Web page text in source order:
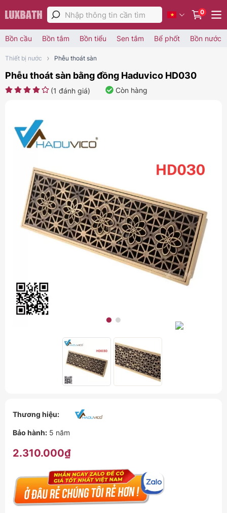
0
Bồn cầu Bồn tắm Bồn tiểu Sen tắm Bể phốt Bồn nước
Thiết bị nước Phễu thoát sàn
Phễu thoát sàn bằng đồng Haduvico HD030
(1 đánh giá) Còn hàng
Thương hiệu:
Bảo hành: 5 năm
2.310.000₫